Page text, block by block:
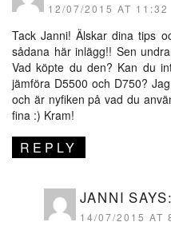
12/07/2015 AT 11:32
Tack Janni! Älskar dina tips
sådana här inlägg!! Sen
Vad köpte du den? Kan du
jämföra D5500 och D750?
och är nyfiken på vad du
fina :) Kram!
REPLY
JANNI SAYS:
14/07/2015 AT